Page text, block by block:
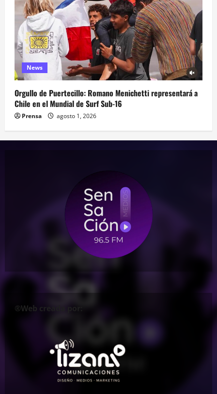
News
Orgullo de Puertecillo: Romano Menichetti representará a
Chile en el Mundial de Surf Sub-16
Prensa agosto 1, 2026
®Web creada por: